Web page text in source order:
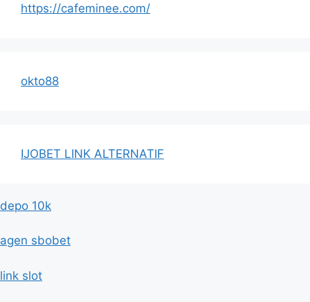
https://cafeminee.com/
okto88
IJOBET LINK ALTERNATIF
depo 10k
agen sbobet
link slot